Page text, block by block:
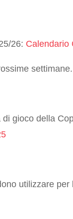
26: Calendario
settimane.
gioco della
utilizzare